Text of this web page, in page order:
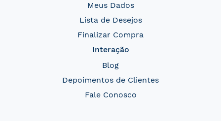
Meus Dados
Lista de Desejos
Finalizar Compra
Interação
Blog
Depoimentos de Clientes
Fale Conosco